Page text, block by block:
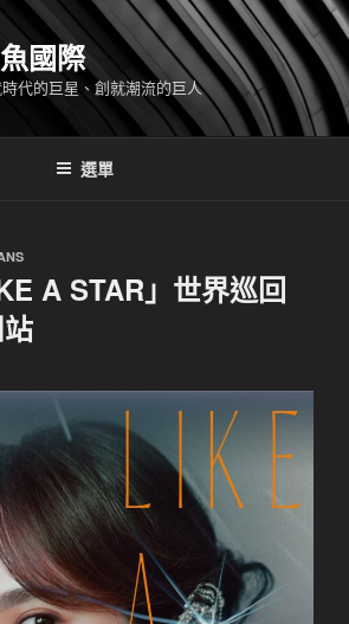
國際
代的巨星、創就潮流的巨人
選單
A STAR」世界巡回